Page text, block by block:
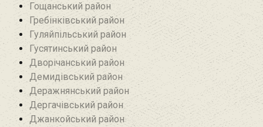
Гощанський район
Гребінківський район
Гуляйпільський район‎
Гусятинський район‎
Дворічанський район
Демидівський район
Деражнянський район
Дергачівський район
Джанкойський район